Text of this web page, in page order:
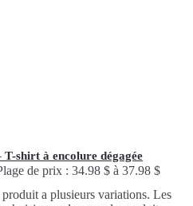
T-shirt à encolure dégagée
de prix : 34.98 $ à 37.98 $
produit a plusieurs variations. Les